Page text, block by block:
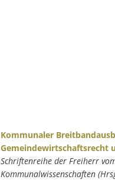
Kommunaler
Gemeindewirtschaftsrecht
Schriftenreihe der Freiherr
Kommunalwissenschaften